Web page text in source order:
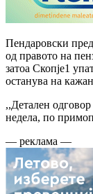
Пендаровски
од правото на
затоа Скопје1
останува на
,,Детален
недела, по
— реклама —